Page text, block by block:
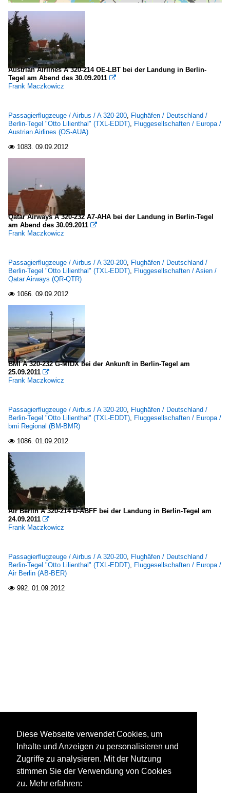
Austrian Airlines A 320-214 OE-LBT bei der Landung in Berlin-
Tegel am Abend des 30.09.2011 
Frank Maczkowicz
Passagierflugzeuge / Airbus / A 320-200, Flughäfen / Deutschland /
Berlin-Tegel "Otto Lilienthal" (TXL-EDDT), Fluggesellschaften / Europa /
Austrian Airlines (OS-AUA)
 1083. 09.09.2012
Qatar Airways A 320-232 A7-AHA bei der Landung in Berlin-Tegel
am Abend des 30.09.2011 
Frank Maczkowicz
Passagierflugzeuge / Airbus / A 320-200, Flughäfen / Deutschland /
Berlin-Tegel "Otto Lilienthal" (TXL-EDDT), Fluggesellschaften / Asien /
Qatar Airways (QR-QTR)
 1066. 09.09.2012
BMI A 320-232 G-MIDX bei der Ankunft in Berlin-Tegel am
25.09.2011 
Frank Maczkowicz
Passagierflugzeuge / Airbus / A 320-200, Flughäfen / Deutschland /
Berlin-Tegel "Otto Lilienthal" (TXL-EDDT), Fluggesellschaften / Europa /
bmi Regional (BM-BMR)
 1086. 01.09.2012
Air Berlin A 320-214 D-ABFF bei der Landung in Berlin-Tegel am
24.09.2011 
Frank Maczkowicz
Passagierflugzeuge / Airbus / A 320-200, Flughäfen / Deutschland /
Berlin-Tegel "Otto Lilienthal" (TXL-EDDT), Fluggesellschaften / Europa /
Air Berlin (AB-BER)
 992. 01.09.2012
Diese Webseite verwendet Cookies, um
Inhalte und Anzeigen zu personalisieren und
Zugriffe zu analysieren. Mit der Nutzung
stimmen Sie der Verwendung von Cookies
zu. Mehr erfahren: